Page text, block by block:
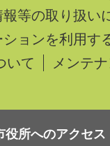
等の取り扱い
ョンを利用す
いて
メンテ
役所へのアクセス